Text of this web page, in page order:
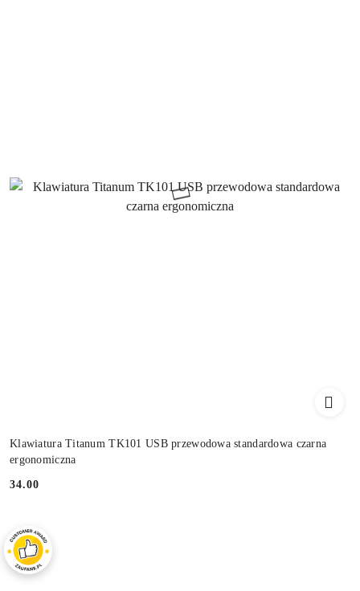
Klawiatura Titanum TK101 USB przewodowa standardowa czarna
ergonomiczna
Cena:
34.00